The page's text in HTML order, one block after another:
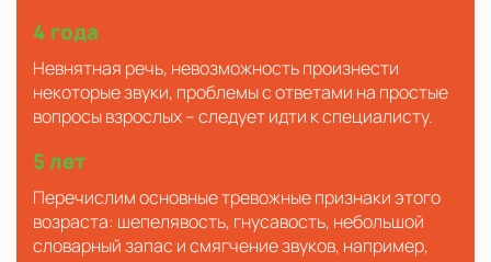
4 года
Невнятная речь, невозможность произнести
некоторые звуки, проблемы с ответами на простые
вопросы взрослых – следует идти к специалисту.
5 лет
Перечислим основные тревожные признаки этого
возраста: шепелявость, гнусавость, небольшой
словарный запас и смягчение звуков, например,